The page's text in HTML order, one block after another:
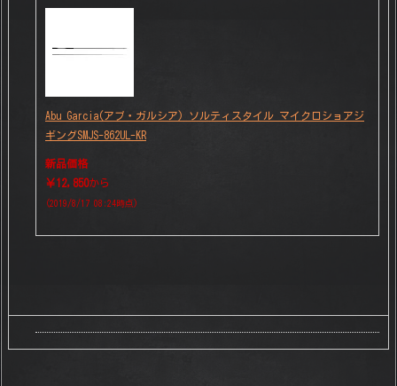
Abu Garcia(アブ・ガルシア) ソルティスタイル マイクロショアジ
ギングSMJS-862UL-KR
新品価格
￥12,850から
(2019/8/17 08:24時点)